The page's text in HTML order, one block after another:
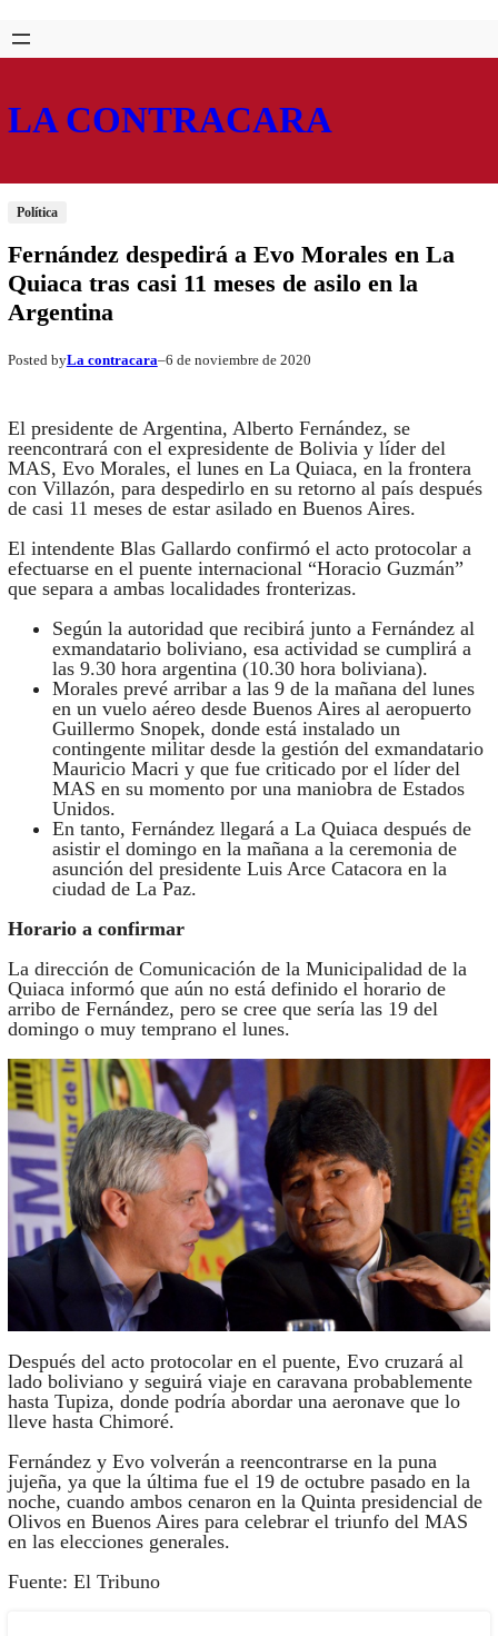
Saltar
al
Skip
to
LA CONTRACARA
Política
Fernández despedirá a Evo Morales en La
Quiaca tras casi 11 meses de asilo en la
Argentina
Posted byLa contracara–6 de noviembre de 2020
El presidente de Argentina, Alberto Fernández, se
reencontrará con el expresidente de Bolivia y líder del
MAS, Evo Morales, el lunes en La Quiaca, en la frontera
con Villazón, para despedirlo en su retorno al país después
de casi 11 meses de estar asilado en Buenos Aires.
El intendente Blas Gallardo confirmó el acto protocolar a
efectuarse en el puente internacional “Horacio Guzmán”
que separa a ambas localidades fronterizas.
Según la autoridad que recibirá junto a Fernández al
exmandatario boliviano, esa actividad se cumplirá a
las 9.30 hora argentina (10.30 hora boliviana).
Morales prevé arribar a las 9 de la mañana del lunes
en un vuelo aéreo desde Buenos Aires al aeropuerto
Guillermo Snopek, donde está instalado un
contingente militar desde la gestión del exmandatario
Mauricio Macri y que fue criticado por el líder del
MAS en su momento por una maniobra de Estados
Unidos.
En tanto, Fernández llegará a La Quiaca después de
asistir el domingo en la mañana a la ceremonia de
asunción del presidente Luis Arce Catacora en la
ciudad de La Paz.
Horario a confirmar
La dirección de Comunicación de la Municipalidad de la
Quiaca informó que aún no está definido el horario de
arribo de Fernández, pero se cree que sería las 19 del
domingo o muy temprano el lunes.
Después del acto protocolar en el puente, Evo cruzará al
lado boliviano y seguirá viaje en caravana probablemente
hasta Tupiza, donde podría abordar una aeronave que lo
lleve hasta Chimoré.
Fernández y Evo volverán a reencontrarse en la puna
jujeña, ya que la última fue el 19 de octubre pasado en la
noche, cuando ambos cenaron en la Quinta presidencial de
Olivos en Buenos Aires para celebrar el triunfo del MAS
en las elecciones generales.
Fuente: El Tribuno